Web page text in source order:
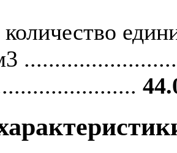
количество